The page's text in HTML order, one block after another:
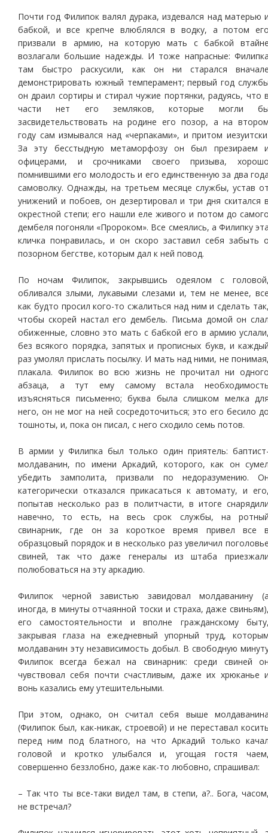
Почти год Филипок валял дурака, издевался над матерью
бабкой, и все крепче влюблялся в водку, а потом
призвали в армию, на которую мать с бабкой
возлагали большие надежды. И тоже напрасные:
там быстро раскусили, как он ни старался
демонстрировать южный темперамент; первый год
он драил сортиры и стирал чужие портянки, радуясь, что
части нет его земляков, которые могли
засвидетельствовать на родине его позор, а на
году сам измывался над «черпаками», и притом
За эту бесстыдную метаморфозу он был презираем
офицерами, и срочниками своего призыва,
помнившими его молодость и его единственную за два
самоволку. Однажды, на третьем месяце службы, устав
унижений и побоев, он дезертировал и три дня скитался
окрестной степи; его нашли еле живого и потом до
дембеля погоняли «Пророком». Все смеялись, а Филипку
кличка понравилась, и он скоро заставил себя забыть
позорном бегстве, которым дал к ней повод.
По ночам Филипок, закрывшись одеялом с
обливался злыми, лукавыми слезами и, тем не менее,
как будто просил кого-то сжалиться над ним и сделать
чтобы скорей настал его дембель. Письма домой он
обиженные, словно это мать с бабкой его в армию
без всякого порядка, запятых и прописных букв, и
раз умолял прислать посылку. И мать над ними, не
плакала. Филипок во всю жизнь не прочитал ни
абзаца, а тут ему самому встала
изъясняться письменно; буква была слишком мелка
него, он не мог на ней сосредоточиться; это его бесило
тошноты, и, пока он писал, с него сходило семь потов.
В армии у Филипка был только один приятель:
молдаванин, по имени Аркадий, которого, как он
убедить замполита, призвали по недоразумению.
категорически отказался прикасаться к автомату, и
попытав несколько раз в политчасти, в итоге
навечно, то есть, на весь срок службы, на
свинарник, где он за короткое время привел все
образцовый порядок и в несколько раз увеличил
свиней, так что даже генералы из штаба
полюбоваться на эту аркадию.
Филипок черной завистью завидовал молдаванину
иногда, в минуты отчаянной тоски и страха, даже
его самостоятельности и вполне гражданскому
закрывая глаза на ежедневный упорный труд,
молдаванин эту независимость добыл. В свободную
Филипок всегда бежал на свинарник: среди свиней
чувствовал себя почти счастливым, даже их хрюканье
вонь казались ему утешительными.
При этом, однако, он считал себя выше
(Филипок был, как-никак, строевой) и не переставал
перед ним под блатного, на что Аркадий только
головой и кротко улыбался и, угощая гостя
совершенно беззлобно, даже как-то любовно, спрашивал:
– Так что ты все-таки видел там, в степи, а?.. Бога,
не встречал?